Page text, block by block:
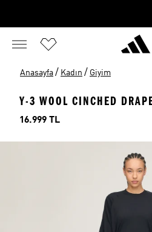
Anasayfa / Kadın / Giyim
Y-3 WOOL CINCHED
Fiyat
16.999 TL